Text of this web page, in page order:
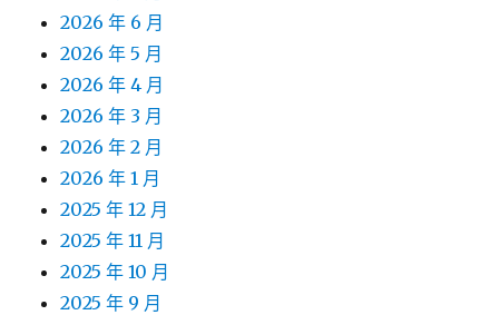
2026 年 6 月
2026 年 5 月
2026 年 4 月
2026 年 3 月
2026 年 2 月
2026 年 1 月
2025 年 12 月
2025 年 11 月
2025 年 10 月
2025 年 9 月